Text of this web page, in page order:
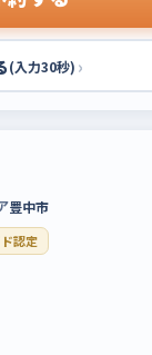
(入力30秒) ›
豊中市
認定